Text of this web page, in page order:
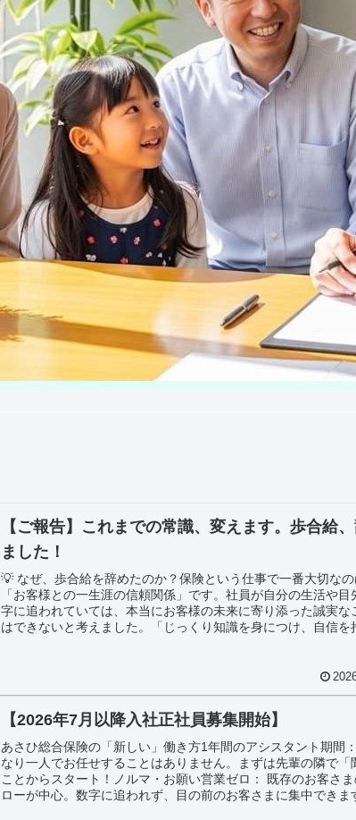
【ご報告】これまでの常識、変えます。歩合給
ました！
💡 なぜ、歩合給を辞めたのか？保険という仕事で一番大切なの
「お客様との一生涯の信頼関係」です。社員が自分の生活や目
字に追われていては、本当にお客様の未来に寄り添った誠実な
はできないと考えました。「じっくり知識を身につけ、自信を
【2026年7月以降入社正社員募集開始】
あさひ総合保険の「新しい」働き方1年間のアシスタント期間
なり一人でお任せすることはありません。まずは先輩の隣で「
ことからスタート！ノルマ・お願い営業ゼロ： 既存のお客さま
ローが中心。数字に追われず、目の前のお客さまに集中できま